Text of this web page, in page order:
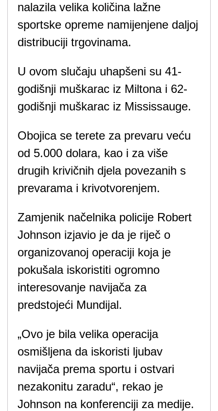
nalazila velika količina lažne
sportske opreme namijenjene daljoj
distribuciji trgovinama.
U ovom slučaju uhapšeni su 41-
godišnji muškarac iz Miltona i 62-
godišnji muškarac iz Mississauge.
Obojica se terete za prevaru veću
od 5.000 dolara, kao i za više
drugih krivičnih djela povezanih s
prevarama i krivotvorenjem.
Zamjenik načelnika policije Robert
Johnson izjavio je da je riječ o
organizovanoj operaciji koja je
pokušala iskoristiti ogromno
interesovanje navijača za
predstojeći Mundijal.
„Ovo je bila velika operacija
osmišljena da iskoristi ljubav
navijača prema sportu i ostvari
nezakonitu zaradu“, rekao je
Johnson na konferenciji za medije.